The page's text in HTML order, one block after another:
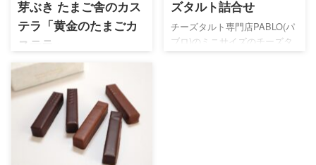
芽ぶき たまご舎のカス
テラ「黄金のたまごカ
ステラ」
宮城蔵王の自然の中で育てら
れ贅沢な卵を扱うたまご専門
店。個包装になったカステラ
は自慢の卵の風味豊かな味わ
いで老若男女問わず喜ばれる
と思います。差し入れ、手土
産、内祝いなど幅広い贈り物
ズタルト詰合せ
チーズタルト専門店PABLO(パ
ブロ)のミニサイズのチーズタ
ルトをご紹介。手のひらサイ